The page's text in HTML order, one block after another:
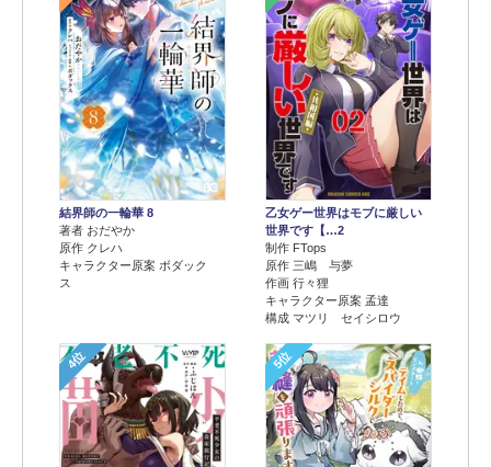
結界師の一輪華 8
著者 おだやか
原作 クレハ
キャラクター原案 ボダック
ス
乙女ゲー世界はモブに厳しい
世界です【…2
制作 FTops
原作 三嶋 与夢
作画 行々狸
キャラクター原案 孟達
構成 マツリ セイシロウ
4位 5位